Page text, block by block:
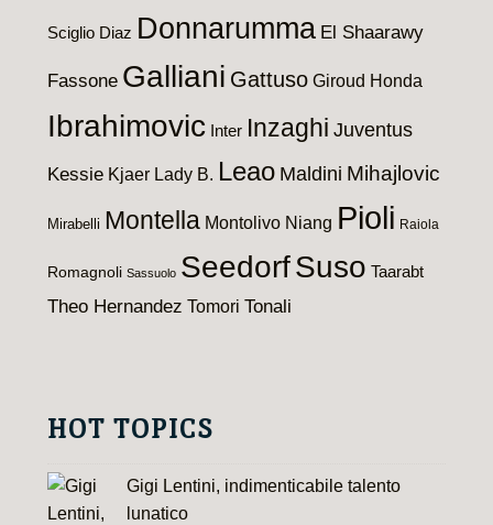
Sciglio Diaz Donnarumma El Shaarawy
Fassone Galliani Gattuso Giroud Honda
Ibrahimovic Inter Inzaghi Juventus
Kessie Kjaer Lady B. Leao Maldini Mihajlovic
Mirabelli Montella Montolivo Niang Pioli Raiola
Romagnoli Sassuolo SeedorfSuso Taarabt
Theo Hernandez Tomori Tonali
HOT TOPICS
Gigi Lentini, indimenticabile talento
lunatico